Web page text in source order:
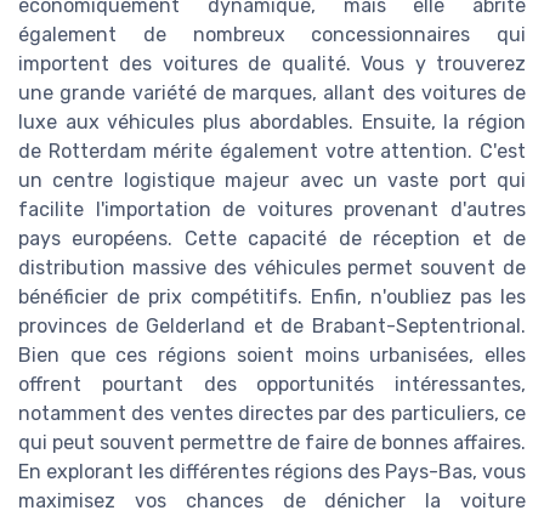
économiquement dynamique, mais elle abrite
également de nombreux concessionnaires qui
importent des voitures de qualité. Vous y trouverez
une grande variété de marques, allant des voitures de
luxe aux véhicules plus abordables. Ensuite, la région
de Rotterdam mérite également votre attention. C'est
un centre logistique majeur avec un vaste port qui
facilite l'importation de voitures provenant d'autres
pays européens. Cette capacité de réception et de
distribution massive des véhicules permet souvent de
bénéficier de prix compétitifs. Enfin, n'oubliez pas les
provinces de Gelderland et de Brabant-Septentrional.
Bien que ces régions soient moins urbanisées, elles
offrent pourtant des opportunités intéressantes,
notamment des ventes directes par des particuliers, ce
qui peut souvent permettre de faire de bonnes affaires.
En explorant les différentes régions des Pays-Bas, vous
maximisez vos chances de dénicher la voiture